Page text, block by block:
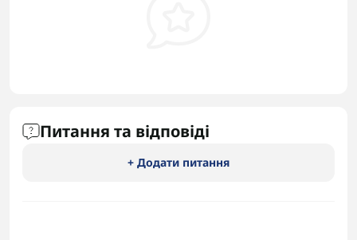
Питання та відповіді
+ Додати питання